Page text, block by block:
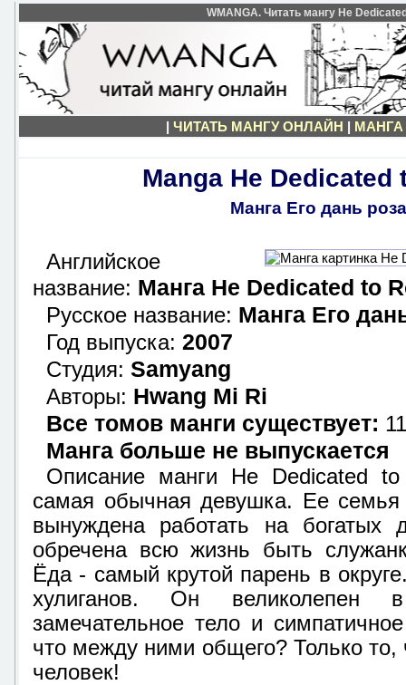
WMANGA. Читать мангу He
| ЧИТАТЬ МАНГУ ОНЛАЙН | МАНГА
Manga He Dedicated
Манга Его дань
Английское
название: Манга He Dedicated to
Русское название: Манга Его
Год выпуска: 2007
Студия: Samyang
Авторы: Hwang Mi Ri
Все томов манги существует: 11
Манга больше не выпускается
Описание манги He Dedicated
самая обычная девушка. Ее семья
вынуждена работать на
обречена всю жизнь быть
Ёда - самый крутой парень в
хулиганов. Он
замечательное тело и
что между ними общего? Только то,
человек!